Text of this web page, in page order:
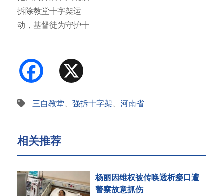
拆除教堂十字架运
动，基督徒为守护十
Facebook
三自教堂、 强拆十字架、 河南省
相关推荐
杨丽因维权被传唤透析瘘口遭
警察故意抓伤